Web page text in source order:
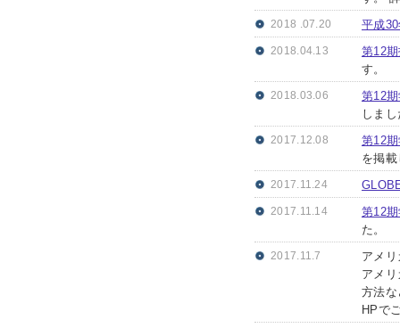
2018 .07.20 平成
2018.04.13
第12
す。
2018.03.06
第12
しま
2017.12.08
第12
を掲
2017.11.24
2017.11.14
第12
た。
2017.11.7
アメ
アメ
方法な
HPで